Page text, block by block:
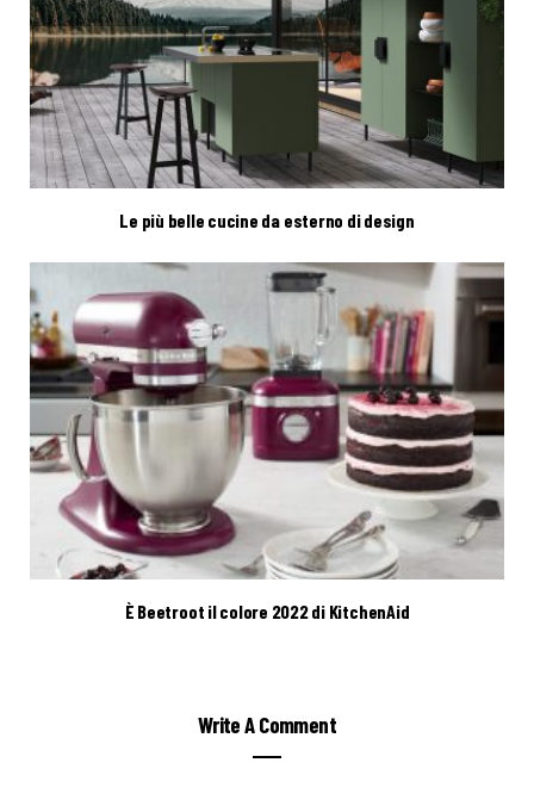
Le più belle cucine da esterno di design
È Beetroot il colore 2022 di KitchenAid
Write A Comment